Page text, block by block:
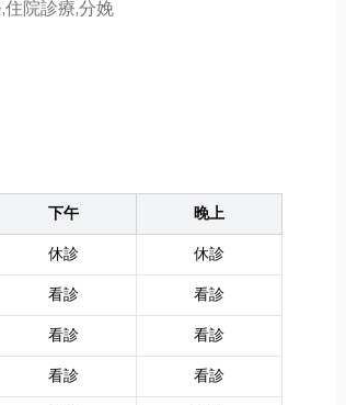
院診療,分娩
下午
晚上
休診
休診
看診
看診
看診
看診
看診
看診